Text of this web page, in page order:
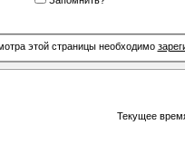
этой страницы необходимо
Текущее